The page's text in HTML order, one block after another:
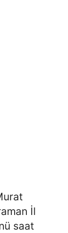
İl
saat